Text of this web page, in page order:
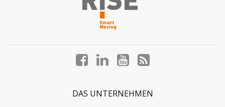
FacebookLinkedIn YouTube
DAS UNTERNEHMEN